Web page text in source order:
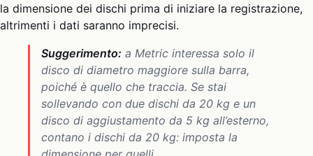
la dimensione dei dischi prima di iniziare la registrazione,
altrimenti i dati saranno imprecisi.
Suggerimento: a Metric interessa solo il
disco di diametro maggiore sulla barra,
poiché è quello che traccia. Se stai
sollevando con due dischi da 20 kg e un
disco di aggiustamento da 5 kg all’esterno,
contano i dischi da 20 kg: imposta la